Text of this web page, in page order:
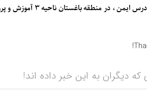
بمساحت ۳۰۰۰ متر مربع با هدف بهره
که دیگران به این خبر داده اند!